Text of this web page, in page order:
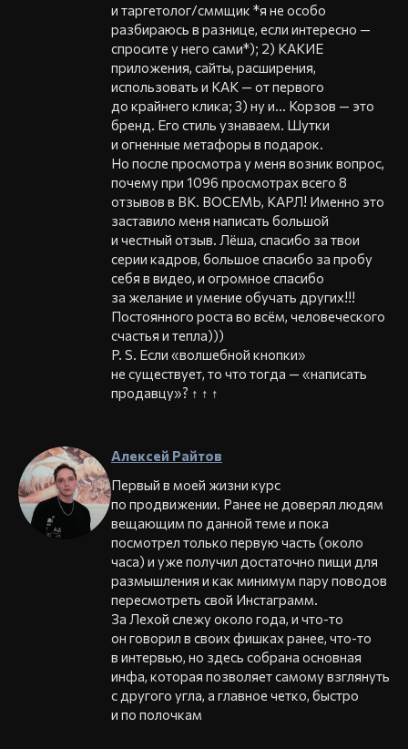
и таргетолог/сммщик *я не особо
разбираюсь в разнице, если интересно —
спросите у него сами*); 2) КАКИЕ
приложения, сайты, расширения,
использовать и КАК — от первого
до крайнего клика; 3) ну и… Корзов — это
бренд. Его стиль узнаваем. Шутки
и огненные метафоры в подарок.
Но после просмотра у меня возник вопрос,
почему при 1096 просмотрах всего 8
отзывов в ВК. ВОСЕМЬ, КАРЛ! Именно это
заставило меня написать большой
и честный отзыв. Лёша, спасибо за твои
серии кадров, большое спасибо за пробу
себя в видео, и огромное спасибо
за желание и умение обучать других!!!
Постоянного роста во всём, человеческого
счастья и тепла)))
P. S. Если «волшебной кнопки»
не существует, то что тогда — «написать
продавцу»? ↑ ↑ ↑
Алексей Райтов
Первый в моей жизни курс
по продвижении. Ранее не доверял людям
вещающим по данной теме и пока
посмотрел только первую часть (около
часа) и уже получил достаточно пищи для
размышления и как минимум пару поводов
пересмотреть свой Инстаграмм.
За Лехой слежу около года, и что-то
он говорил в своих фишках ранее, что-то
в интервью, но здесь собрана основная
инфа, которая позволяет самому взглянуть
с другого угла, а главное четко, быстро
и по полочкам